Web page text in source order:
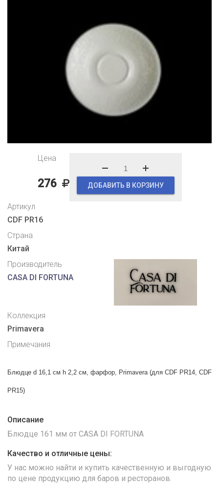
Цена
276 ДОБАВИТЬ В КОРЗИНУ
Артикул
CDF PR16
Страна
Китай
Производитель
CASA DI FORTUNA
Коллекция
Primavera
Примечания
Блюдце d 16,1 см h 2,2 см, фарфор, Primavera (для CDF PR14, CDF
PR15)
Описание
Блюдце 161 мм от CASA DI FORTUNA
Качество и отличные цены:
У нас можно найти и купить качественную и выгодную
по цене продукцию для баров и ресторанов.